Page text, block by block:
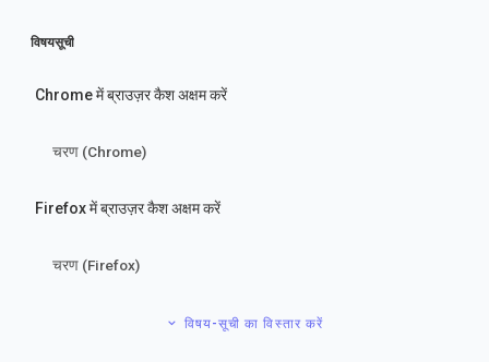
विषयसूची
Chrome में ब्राउज़र कैश अक्षम करें
चरण (Chrome)
Firefox में ब्राउज़र कैश अक्षम करें
चरण (Firefox)
विषय-सूची का विस्तार करें